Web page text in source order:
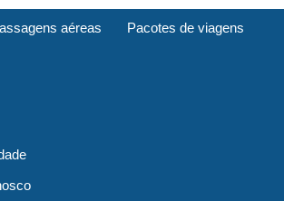
aéreas
Pacotes de viagens